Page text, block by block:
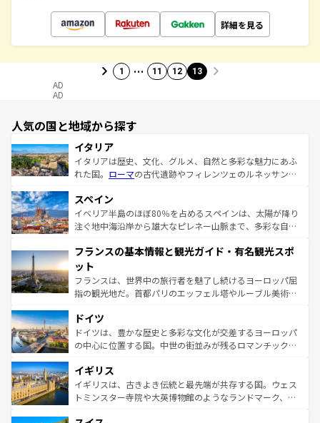
詳細を見る
1 … 11 12 13
AD
AD
人気の国と地域から探す
イタリア
イタリアは歴史、文化、グルメ、自然と多彩な魅力にあふ
れた国。 ローマの古代遺跡やフィレンツェのルネッサンス
ろん、トスカーナの美しい田園風景やアマルフィ海岸の絶
景など、自然景観も見逃せない。観光の合間には、本場の
ピザやパスタなど、絶品のイタリア料理を堪能することも
ませてくれるイタリアで、忘れられない旅をしてみよう！
なお、新着のイタリア情報は
しい。
スペイン
イベリア半島のほぼ80％を占めるスペインは、太陽が降り
注ぐ地中海沿岸から雄大なピレネー山脈まで、多彩な自然
文化が根付くこの国では、情熱的なフラメンコ、熱気あふ
れる闘牛、そして美味しいタパスが生活の一部となってい
る。首都マドリードの洗練された雰囲気や、バルセロナの
アートに溢れた街角から、地方では古代ローマ遺跡や中世
せる。地方によって風土や気候が異なるスペインはその個
性で訪れる人を魅了する。 なお、新着のスペイン情報は コ
ンテンツ一覧を参照してほしい。
フランスの基本情報と観光ガイド・有名観光スポ
ット
フランスは、世界中の旅行者を魅了し続けるヨーロッパ屈
指の観光地だ。首都パリのエッフェル塔やルーブル美術館
で、幅広い魅力が詰まっている。華麗な宮殿、歴史的な大
聖堂、美しいビーチ、そして豊かな自然が、訪れる者を心
から魅了する。また、フランスは美食の国としても知ら
いる。シャンパンの発祥地であるランス、プロヴァンスの
香り高いラベンダー畑など、多彩な楽しみ方が可能だ。さ
らに、パリ以外の地域にも魅力が溢れており、どの街角に
ドイツ
ドイツは、豊かな歴史と多彩な文化が交差するヨーロッパ
の中心に位置する国。中世の街並みが残るロマンチック街
顔を持つこの国は、どこを歩いても飽きることがない。ベ
ルリンの文化的活気、バイエルン州のアルプスの絶景、そ
してライン川沿いのワイン畑といった風景は必見。ビール
イギリス
イギリスは、古きよき伝統と最先端が共存する国。ウェス
トミンスター寺院や大英博物館のようなランドマーク、歴